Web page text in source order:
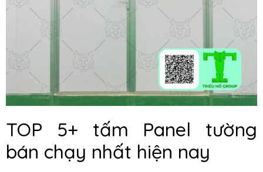
TOP 5+ tấm Panel tường
bán chạy nhất hiện nay